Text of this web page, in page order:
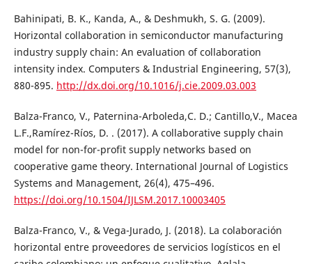
Bahinipati, B. K., Kanda, A., & Deshmukh, S. G. (2009).
Horizontal collaboration in semiconductor manufacturing
industry supply chain: An evaluation of collaboration
intensity index. Computers & Industrial Engineering, 57(3),
880-895. http://dx.doi.org/10.1016/j.cie.2009.03.003
Balza-Franco, V., Paternina-Arboleda,C. D.; Cantillo,V., Macea
L.F.,Ramírez-Ríos, D. . (2017). A collaborative supply chain
model for non-for-profit supply networks based on
cooperative game theory. International Journal of Logistics
Systems and Management, 26(4), 475–496.
https://doi.org/10.1504/IJLSM.2017.10003405
Balza-Franco, V., & Vega-Jurado, J. (2018). La colaboración
horizontal entre proveedores de servicios logísticos en el